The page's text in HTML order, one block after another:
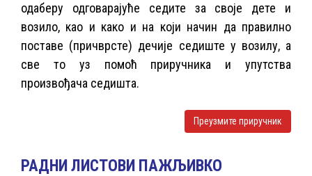
одаберу одговарајуће седите за своје дете и
возило, као и како и на који начин да правилно
поставе (причврсте) дечије седиште у возилу, а
све то уз помоћ приручника и упутства
произвођача седишта.
Преузмите приручник
РАДНИ ЛИСТОВИ ПАЖЉИВКО